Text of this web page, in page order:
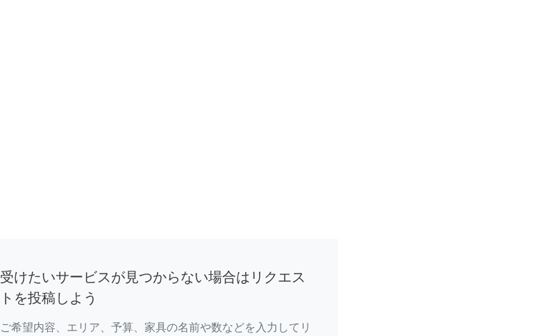
受けたいサービスが見つからない場合はリクエス
トを投稿しよう
ご希望内容、エリア、予算、家具の名前や数などを入力してリ